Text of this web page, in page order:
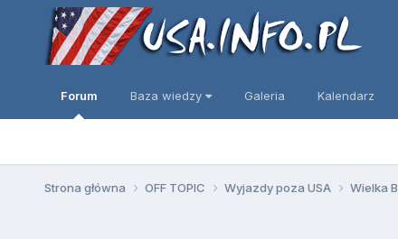
Forum Baza wiedzy Galeria Kalendarz
Strona główna OFF TOPIC Wyjazdy poza USA Wielka